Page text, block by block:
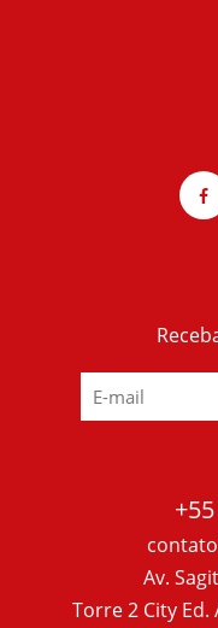
Av.
Torre 2 City